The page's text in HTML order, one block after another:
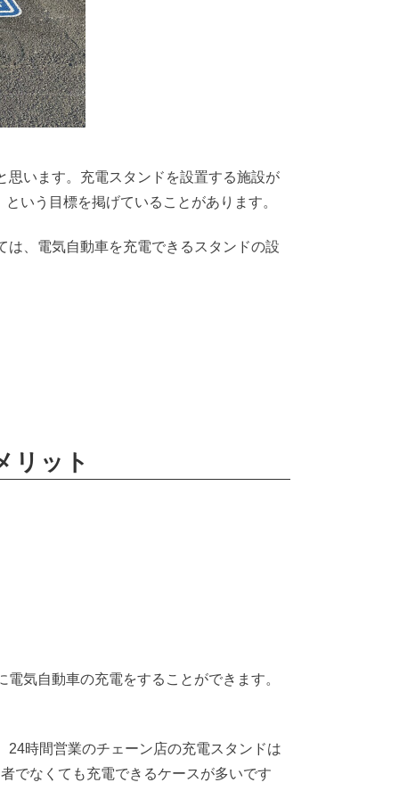
思います。充電スタンドを設置する施設が
いう目標を掲げていることがあります。
、電気自動車を充電できるスタンドの設
リット
気自動車の充電をすることができます。
時間営業のチェーン店の充電スタンドは
でなくても充電できるケースが多いです